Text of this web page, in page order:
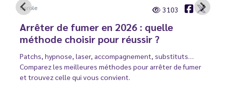
Carole 3103
Arrêter de fumer en 2026 : quelle
méthode choisir pour réussir ?
Patchs, hypnose, laser, accompagnement, substituts…
Comparez les meilleures méthodes pour arrêter de fumer
et trouvez celle qui vous convient.